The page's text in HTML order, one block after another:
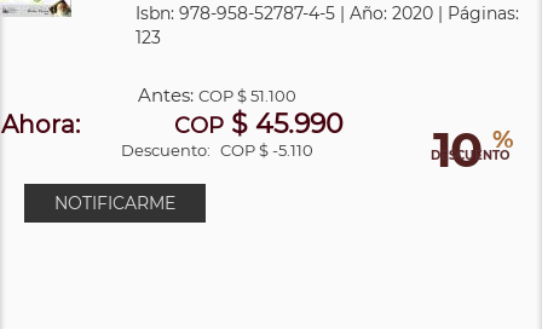
Isbn: 978-958-52787-4-5 | Año: 2020 | Páginas:
123
10 %
DESCUENTO
Antes: COP$ 51.100
Ahora: COP $ 45.990
Descuento: COP $ -5.110
NOTIFICARME